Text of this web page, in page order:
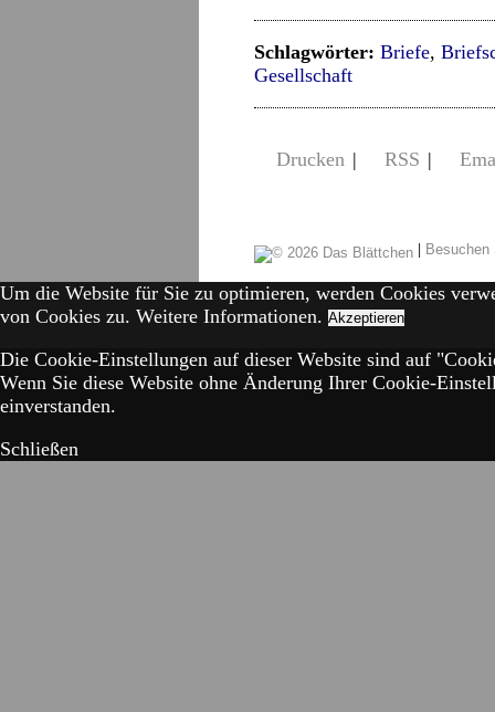
Schlagwörter: Briefe,
Gesellschaft
Drucken | RSS |
|
Um die Website für Sie zu optimieren, werden Cookies
von Cookies zu. Weitere Informationen. Akzeptieren
Die Cookie-Einstellungen auf dieser Website sind auf
Wenn Sie diese Website ohne Änderung Ihrer Cookie-
einverstanden.
Schließen